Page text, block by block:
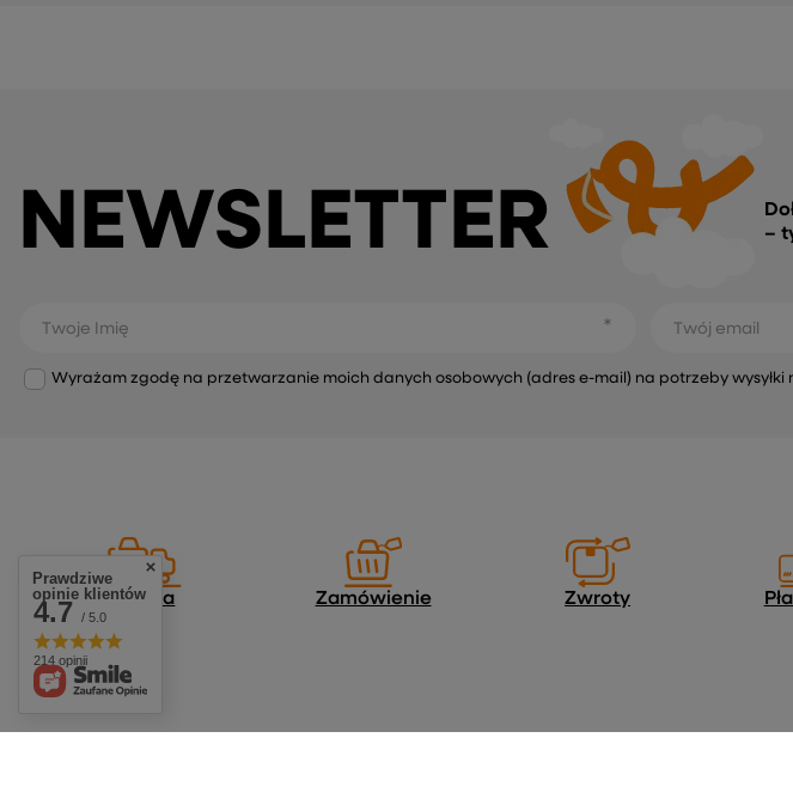
NEWSLETTER
–
Twoje Imię Twój email
Wyrażam zgodę na przetwarzanie moich danych osobowych (adres e-mail) na potrzeby
Dostawa Zamówienie Zwroty
Prawdziwe
opinie klientów
4.7 / 5.0
214 opinii